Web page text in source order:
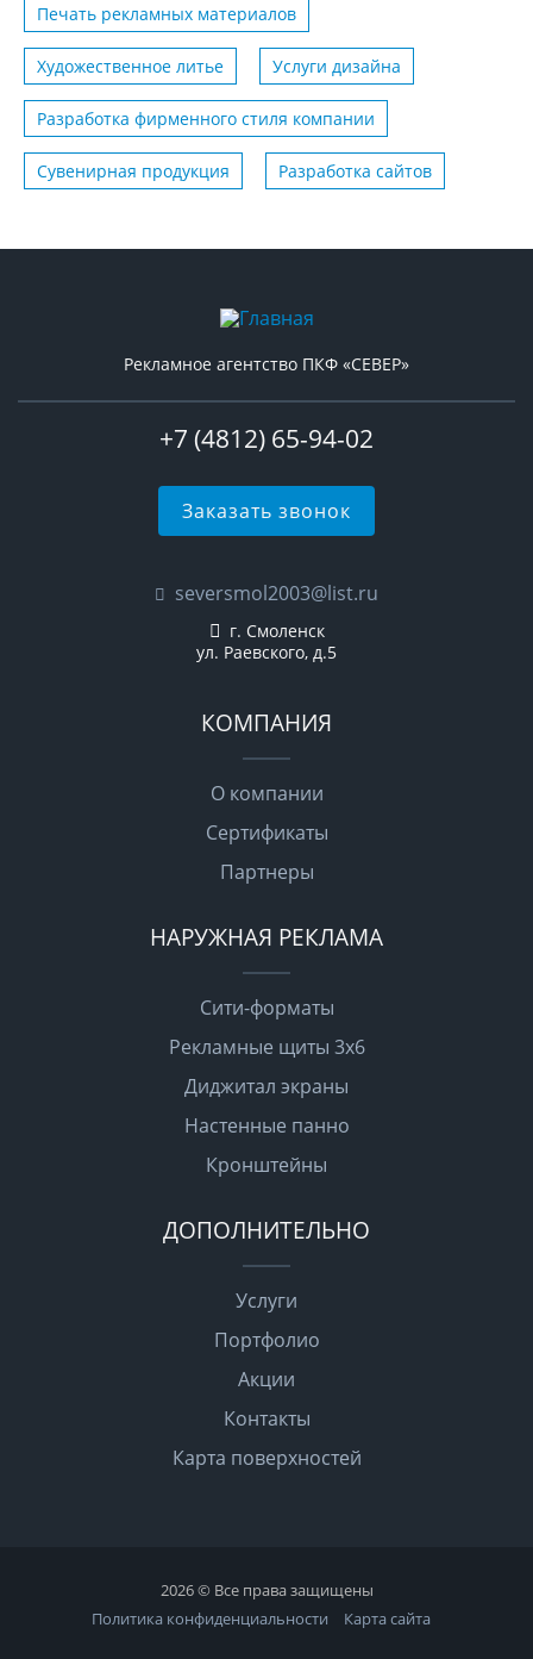
Печать рекламных материалов
Художественное литье Услуги дизайна
Разработка фирменного стиля компании
Сувенирная продукция Разработка сайтов
Рекламное агентство ПКФ «СЕВЕР»
+7 (4812) 65-94-02
Заказать звонок
seversmol2003@list.ru
г. Смоленск
ул. Раевского, д.5
КОМПАНИЯ
О компании
Сертификаты
Партнеры
НАРУЖНАЯ РЕКЛАМА
Сити-форматы
Рекламные щиты 3х6
Диджитал экраны
Настенные панно
Кронштейны
ДОПОЛНИТЕЛЬНО
Услуги
Портфолио
Акции
Контакты
Карта поверхностей
2026 © Все права защищены
Политика конфиденциальности
Карта сайта